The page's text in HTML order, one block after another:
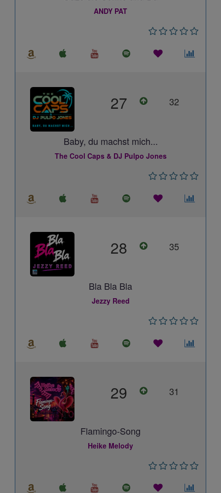
ANDY PAT
27 32
Baby, du machst mich...
The Cool Caps & DJ Pulpo Jones
28 35
Bla Bla Bla
Jezzy Reed
29 31
Flamingo-Song
Heike Melody